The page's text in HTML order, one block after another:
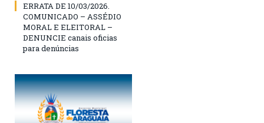
ERRATA DE 10/03/2026.
COMUNICADO – ASSÉDIO
MORAL E ELEITORAL –
DENUNCIE canais oficias
para denúncias